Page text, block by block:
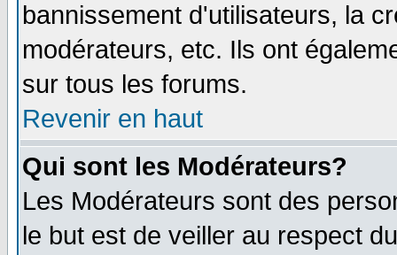
bannissement d'utilisateurs, la
modérateurs, etc. Ils ont
sur tous les forums.
Revenir en haut
Qui sont les Modérateurs?
Les Modérateurs sont des
le but est de veiller au respect